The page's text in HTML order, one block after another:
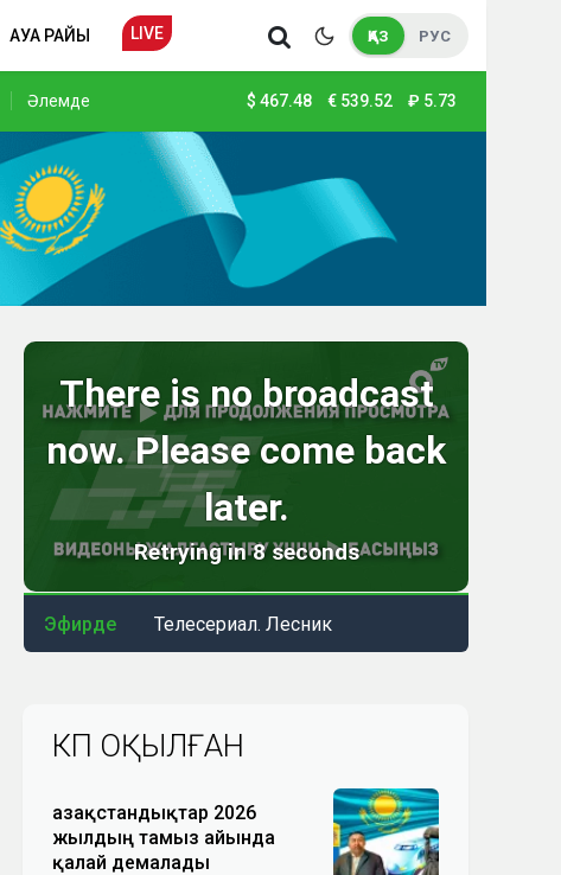
АУА РАЙЫ LIVE ҚАЗ РУС
Әлемде $ 467.48 € 539.52 ₽ 5.73
Эфирде Телесериал. Лесник
КӨП ОҚЫЛҒАН
Қазақстандықтар 2026
жылдың тамыз айында
қалай демалады